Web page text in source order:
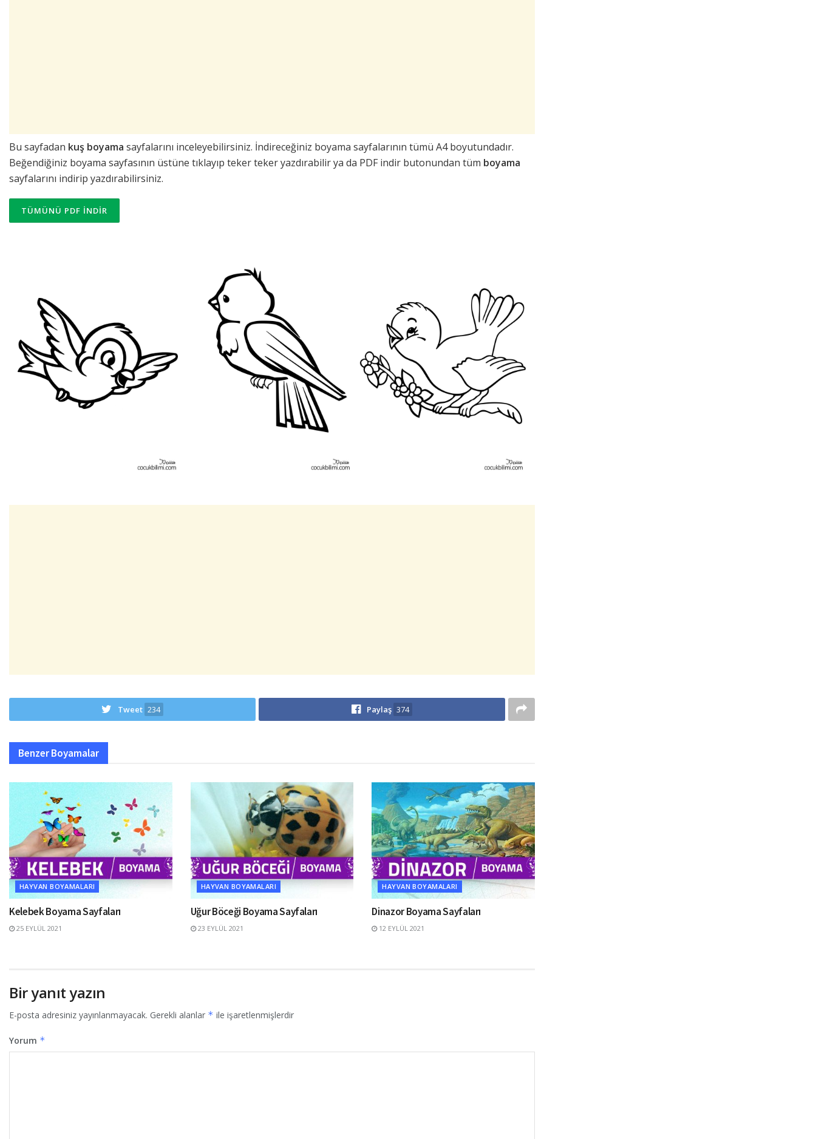
Bu sayfadan kuş boyama sayfalarını inceleyebilirsiniz. İndireceğiniz boyama sayfalarının tümü A4 boyutundadır.
Beğendiğiniz boyama sayfasının üstüne tıklayıp teker teker yazdırabilir ya da PDF indir butonundan tüm boyama
sayfalarını indirip yazdırabilirsiniz.
TÜMÜNÜ PDF İNDİR
Tweet 234 Paylaş 374
BenzerBoyamalar
HAYVAN BOYAMALARI
Kelebek Boyama Sayfaları
25 EYLÜL 2021
HAYVAN BOYAMALARI
Uğur Böceği Boyama Sayfaları
23 EYLÜL 2021
HAYVAN BOYAMALARI
Dinazor Boyama Sayfaları
12 EYLÜL 2021
Bir yanıt yazın
E-posta adresiniz yayınlanmayacak. Gerekli alanlar * ile işaretlenmişlerdir
Yorum *